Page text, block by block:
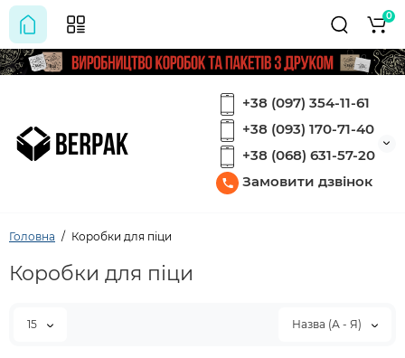
+38 (097) 354-11-61
+38 (093) 170-71-40
+38 (068) 631-57-20
Замовити дзвінок
0
Головна Коробки для піци
Коробки для піци
15 Назва (А - Я)